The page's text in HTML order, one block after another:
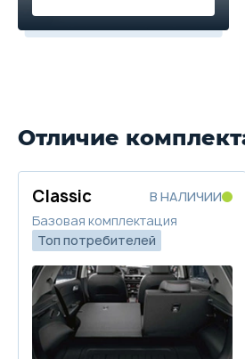
Отличие
Classic
В НАЛИЧИИ
Базовая комплектация
Топ потребителей